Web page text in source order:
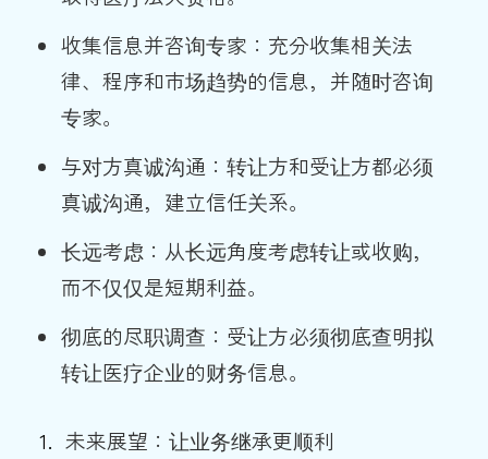
收集信息并咨询专家：充分收集相关法
律、程序和市场趋势的信息，并随时咨询
专家。
与对方真诚沟通：转让方和受让方都必须
真诚沟通，建立信任关系。
长远考虑：从长远角度考虑转让或收购，
而不仅仅是短期利益。
彻底的尽职调查：受让方必须彻底查明拟
转让医疗企业的财务信息。
未来展望：让业务继承更顺利